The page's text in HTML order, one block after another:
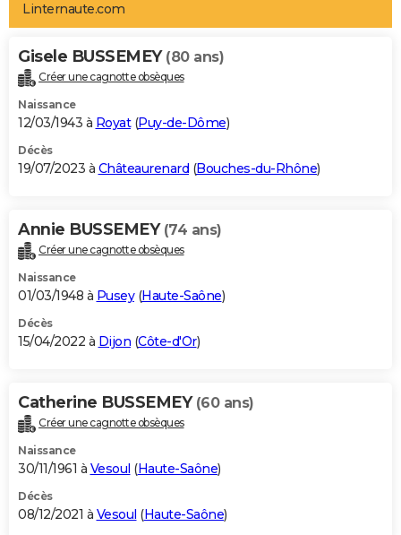
Art de vivre
Bien-être
Loisirs
Mode
Modes de vie
Alimentation
Guide de la santé
Maladies
Médicaments
Sommeil
VOYAGE
Destinations
City break
Voyage nature
Voyage de noces
Forum
Climat
+PHOTO
GUIDES D'ACHAT
BONS PLANS
Carte de Noël
Carte Bonne année
Carte Saint-Valentin
Carte Pâques
Carte d'anniversaire
DICTIONNAIRE
Dictionnaire
Biographies
Citations
Expressions
Proverbes
PROGRAMME TV
S'inscrire
Se connecter
Lycées
Collèges
Primaires
Universités
Entreprises
Service militaire
Avis de recherche
AVIS DE DÉCÈS
Bricolage
Lifestyle
Culture
Sport
Auto
Television
Voyage
Cinema
Linternaute.com
Gisele BUSSEMEY (80 ans)
Créer une cagnotte obsèques
Naissance
12/03/1943 à Royat(Puy-de-Dôme)
Décès
19/07/2023 à Châteaurenard (Bouches-du-Rhône)
Annie BUSSEMEY (74 ans)
Créer une cagnotte obsèques
Naissance
01/03/1948 à Pusey(Haute-Saône)
Décès
15/04/2022 à Dijon (Côte-d'Or)
Catherine BUSSEMEY (60 ans)
Créer une cagnotte obsèques
Naissance
30/11/1961 à Vesoul (Haute-Saône)
Décès
08/12/2021 à Vesoul (Haute-Saône)